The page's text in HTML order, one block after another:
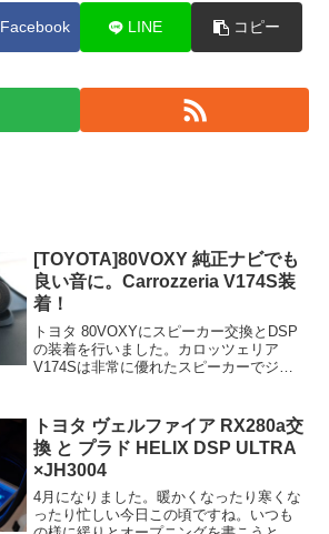
Facebook LINE コピー
[TOYOTA]80VOXY 純正ナビでも
良い音に。Carrozzeria V174S装
着！
トヨタ 80VOXYにスピーカー交換とDSP
の装着を行いました。カロッツェリア
V174Sは非常に優れたスピーカーでジャ
研究してきた成果が表れた素晴らしいス
ピーカーです。
トヨタ ヴェルファイア RX280a交
換 と プラド HELIX DSP ULTRA
×JH3004
4月になりました。暖かくなったり寒くな
ったり忙しい今日この頃ですね。いつも